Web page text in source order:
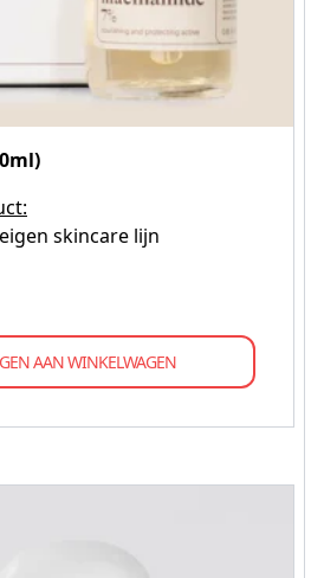
skincare lijn
AAN WINKELWAGEN